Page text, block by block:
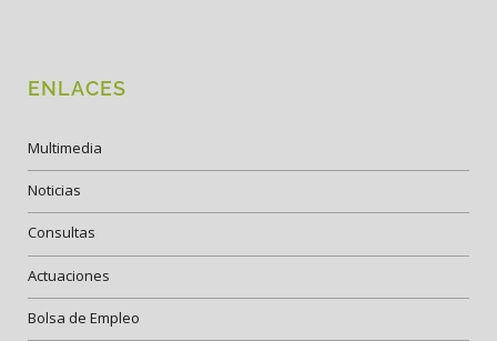
ENLACES
Multimedia
Noticias
Consultas
Actuaciones
Bolsa de Empleo